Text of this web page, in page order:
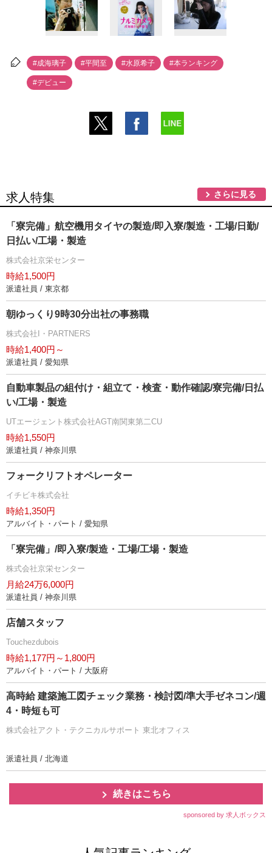
#成海璃子 #平間至 #水原希子 #本ランキング
#デビュー
求人特集 さらに見る
「寮完備」航空機用タイヤの製造/即入寮/製造・工場/日勤/
日払い/工場・製造
株式会社京栄センター
時給1,500円
派遣社員 / 東京都
朝ゆっくり9時30分出社の事務職
株式会社I・PARTNERS
時給1,400円～
派遣社員 / 愛知県
自動車製品の組付け・組立て・検査・動作確認/寮完備/日払
い/工場・製造
UTエージェント株式会社AGT南関東第二CU
時給1,550円
派遣社員 / 神奈川県
フォークリフトオペレーター
イチビキ株式会社
時給1,350円
アルバイト・パート / 愛知県
「寮完備」/即入寮/製造・工場/工場・製造
株式会社京栄センター
月給24万6,000円
派遣社員 / 神奈川県
店舗スタッフ
Touchezdubois
時給1,177円～1,800円
アルバイト・パート / 大阪府
高時給 建築施工図チェック業務・検討図/準大手ゼネコン/週
4・時短も可
株式会社アクト・テクニカルサポート 東北オフィス
派遣社員 / 北海道
続きはこちら
sponsored by 求人ボックス